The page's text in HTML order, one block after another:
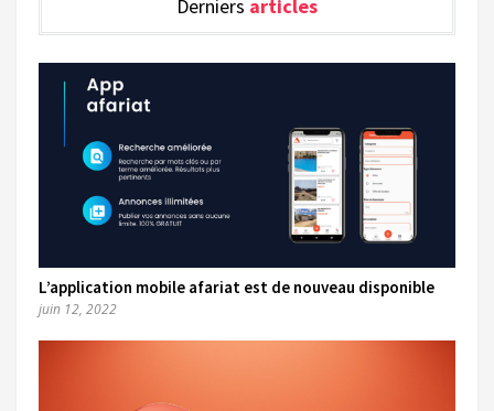
Derniers articles
L’application mobile afariat est de nouveau disponible
juin 12, 2022